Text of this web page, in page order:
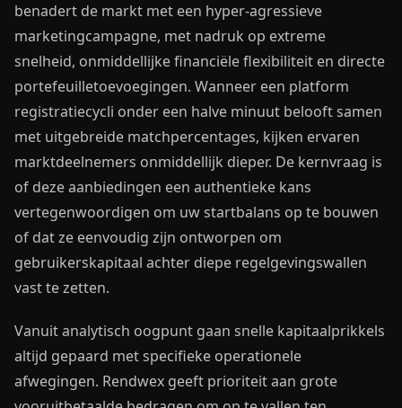
benadert de markt met een hyper-agressieve
marketingcampagne, met nadruk op extreme
snelheid, onmiddellijke financiële flexibiliteit en directe
portefeuilletoevoegingen. Wanneer een platform
registratiecycli onder een halve minuut belooft samen
met uitgebreide matchpercentages, kijken ervaren
marktdeelnemers onmiddellijk dieper. De kernvraag is
of deze aanbiedingen een authentieke kans
vertegenwoordigen om uw startbalans op te bouwen
of dat ze eenvoudig zijn ontworpen om
gebruikerskapitaal achter diepe regelgevingswallen
vast te zetten.
Vanuit analytisch oogpunt gaan snelle kapitaalprikkels
altijd gepaard met specifieke operationele
afwegingen. Rendwex geeft prioriteit aan grote